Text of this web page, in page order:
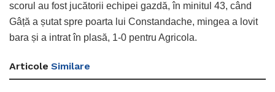
scorul au fost jucătorii echipei gazdă, în minitul 43, când
Gâță a șutat spre poarta lui Constandache, mingea a lovit
bara și a intrat în plasă, 1-0 pentru Agricola.
Articole Similare